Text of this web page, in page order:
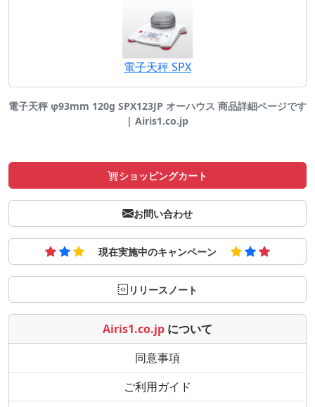
電子天秤 SPX
電子天秤 φ93mm 120g SPX123JP オーハウス 商品詳細ページです
| Airis1.co.jp
ショッピングカート
お問い合わせ
現在実施中のキャンペーン
リリースノート
Airis1.co.jp について
同意事項
ご利用ガイド